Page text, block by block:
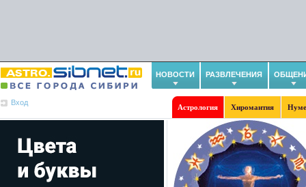
НОВОСТИ РАЗВЛЕЧЕНИЯ
Вход
Астрология Хиромантия